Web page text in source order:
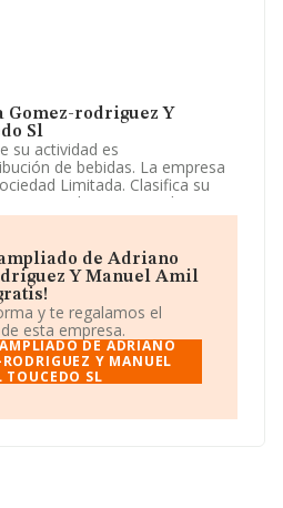
Gomez-rodriguez Y
Sl
su actividad es
de bebidas. La empresa
Limitada. Clasifica su
al por mayor de
sociedad no tiene actividad en
Ucha Gómez-
Toucedo S.L
tiene domicilio fiscal
en el municipio de
Galicia.
y disponiendo de los datos de
millones de euros y la media
de Adriano
Y Manuel Amil
y te regalamos el
esta empresa.
DE ADRIANO
Y MANUEL
TOUCEDO SL